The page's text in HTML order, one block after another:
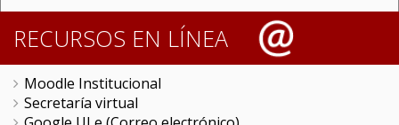
RECURSOS EN LÍNEA
Moodle Institucional
Secretaría virtual